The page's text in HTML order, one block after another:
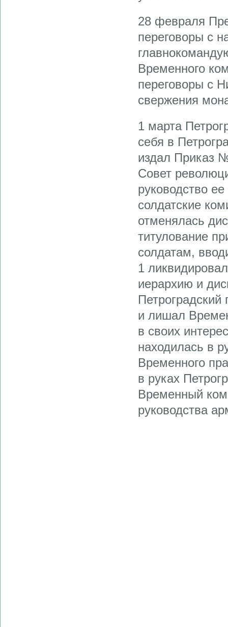
28 февраля
переговоры с
Временного
переговоры с
свержения
1 марта
себя в
издал Приказ
Совет
руководство
солдатские
отменялась
титулование
солдатам,
1
иерархию и
Петроградский
и лишал
в своих
находилась в
Временного
в руках
Временный
руководства